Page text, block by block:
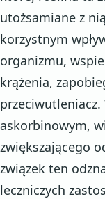
utożsamiane z
korzystnym
organizmu,
krążenia,
askorbinowym,
zwiększającego
związek ten
leczniczych